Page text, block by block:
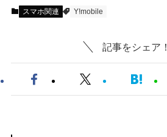
スマホ関連 Y!mobile
記事をシェア！